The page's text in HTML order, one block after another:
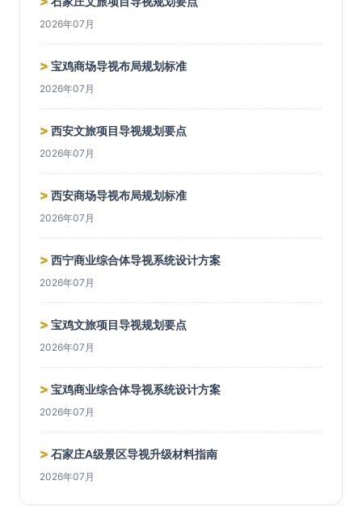
2026年07月
> 宝鸡商场导视布局规划标准
2026年07月
> 西安文旅项目导视规划要点
2026年07月
> 西安商场导视布局规划标准
2026年07月
> 西宁商业综合体导视系统设计方案
2026年07月
> 宝鸡文旅项目导视规划要点
2026年07月
> 宝鸡商业综合体导视系统设计方案
2026年07月
> 石家庄A级景区导视升级材料指南
2026年07月